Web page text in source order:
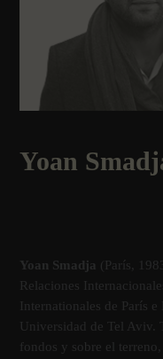
Yoan
Yoan Smadja (Parí­s,
Relaciones
Internationales de Parí­s
Universidad de Tel Aviv.
fondos y sobre el